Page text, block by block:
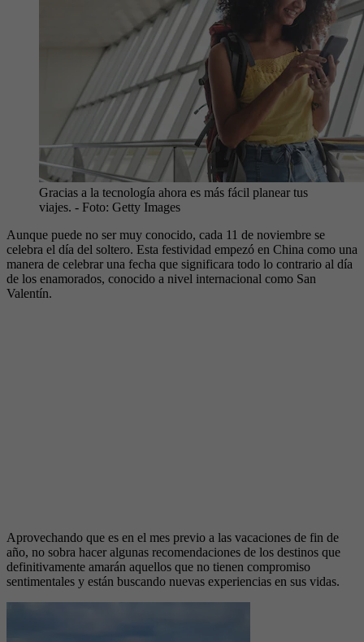
Gracias a la tecnología ahora es más fácil planear tus
viajes. - Foto: Getty Images
Aunque puede no ser muy conocido, cada 11 de noviembre se
celebra el día del soltero. Esta festividad empezó en China como una
manera de celebrar una fecha que significara todo lo contrario al día
de los enamorados, conocido a nivel internacional como San
Valentín.
Aprovechando que es en el mes previo a las vacaciones de fin de
año, no sobra hacer algunas recomendaciones de los destinos que
definitivamente amarán aquellos que no tienen compromiso
sentimentales y están buscando nuevas experiencias en sus vidas.